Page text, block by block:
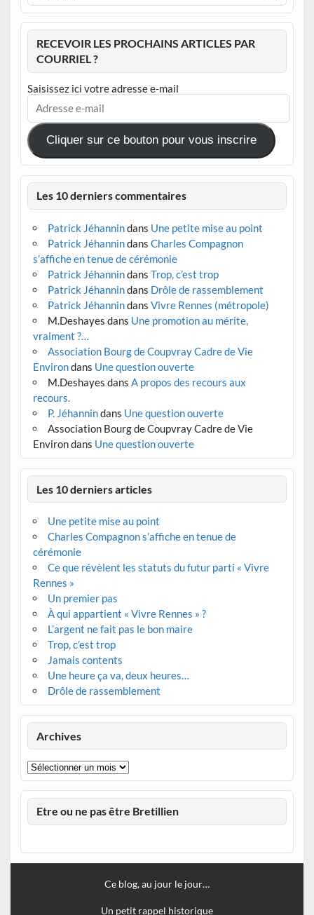
RECEVOIR LES PROCHAINS ARTICLES PAR
COURRIEL ?
Saisissez ici votre adresse e-mail
Adresse
mail
Cliquer sur ce bouton pour vous inscrire
Les 10 derniers commentaires
Patrick Jéhannindans Une petite mise au point
Patrick Jéhannindans Charles Compagnon
s’affiche en tenue de cérémonie
Patrick Jéhannindans Trop, c’est trop
Patrick Jéhannindans Drôle de rassemblement
Patrick Jéhannindans Vivre Rennes (métropole)
M.Deshayes dans Une promotion au mérite,
vraiment ?…
Association Bourg de Coupvray Cadre de Vie
Environdans Une question ouverte
M.Deshayes dans A propos des recours aux
recours.
P. Jéhannindans Une question ouverte
Association Bourg de Coupvray Cadre de Vie
Environdans Une question ouverte
Les 10 derniers articles
Une petite mise au point
Charles Compagnon s’affiche en tenue de
cérémonie
Ce que révèlent les statuts du futur parti « Vivre
Rennes »
Un premier pas
À qui appartient « Vivre Rennes » ?
L’argent ne fait pas le bon maire
Trop, c’est trop
Jamais contents
Une heure ça va, deux heures…
Drôle de rassemblement
Archives
Archives
Etre ou ne pas être Bretillien
Ce blog, au jour le jour…
Un petit rappel historique